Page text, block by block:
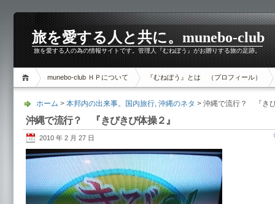
旅を愛する人と共に。munebo-club
旅を愛する人の為の情報サイトです。管理人『むねぼう』がお贈りする旅の足跡。
munebo-club ＨＰについて 『むねぼう』とは （プロフィール）
ホーム > 本邦内の出来事。国内旅行, 沖縄のネタ > 沖縄で流行？ 『き
沖縄で流行？ 『きびきび体操２』
2010 年 2 月 27 日